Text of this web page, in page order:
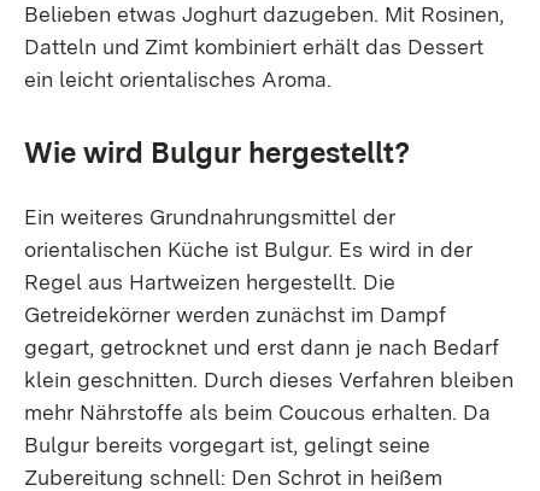
Belieben etwas Joghurt dazugeben. Mit Rosinen,
Datteln und Zimt kombiniert erhält das Dessert
ein leicht orientalisches Aroma.
Wie wird Bulgur hergestellt?
Ein weiteres Grundnahrungsmittel der
orientalischen Küche ist Bulgur. Es wird in der
Regel aus Hartweizen hergestellt. Die
Getreidekörner werden zunächst im Dampf
gegart, getrocknet und erst dann je nach Bedarf
klein geschnitten. Durch dieses Verfahren bleiben
mehr Nährstoffe als beim Coucous erhalten. Da
Bulgur bereits vorgegart ist, gelingt seine
Zubereitung schnell: Den Schrot in heißem